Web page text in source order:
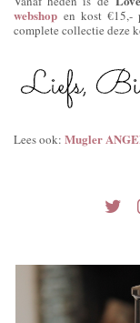
webshop en kost €15,-
complete collectie deze
Lees ook: Mugler